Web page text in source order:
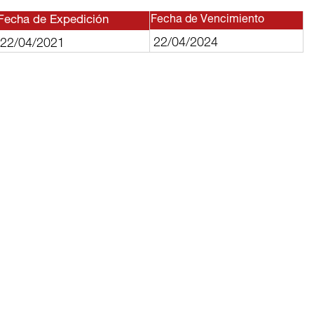
de Expedición
22/04/2021
Fecha de Vencimiento
22/04/2024